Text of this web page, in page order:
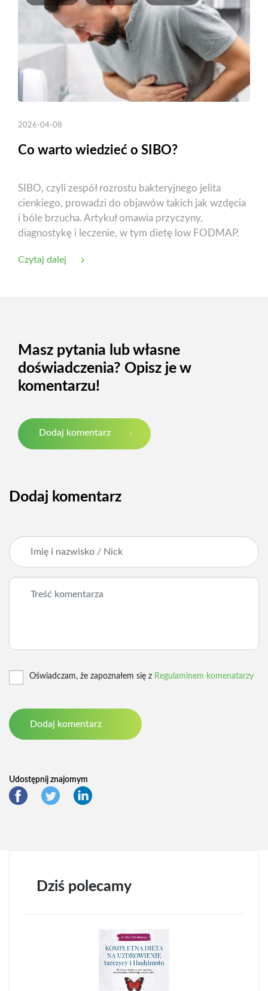
Dziś polecamy
2026-04-08
Co warto wiedzieć o SIBO?
SIBO, czyli zespół rozrostu bakteryjnego jelita
cienkiego, prowadzi do objawów takich jak wzdęcia
i bóle brzucha. Artykuł omawia przyczyny,
diagnostykę i leczenie, w tym dietę low FODMAP.
Czytaj dalej
Masz pytania lub własne
doświadczenia? Opisz je w
komentarzu!
Dodaj komentarz
Dodaj komentarz
Oświadczam, że zapoznałem się z Regulaminem komenatarzy
Udostępnij znajomym